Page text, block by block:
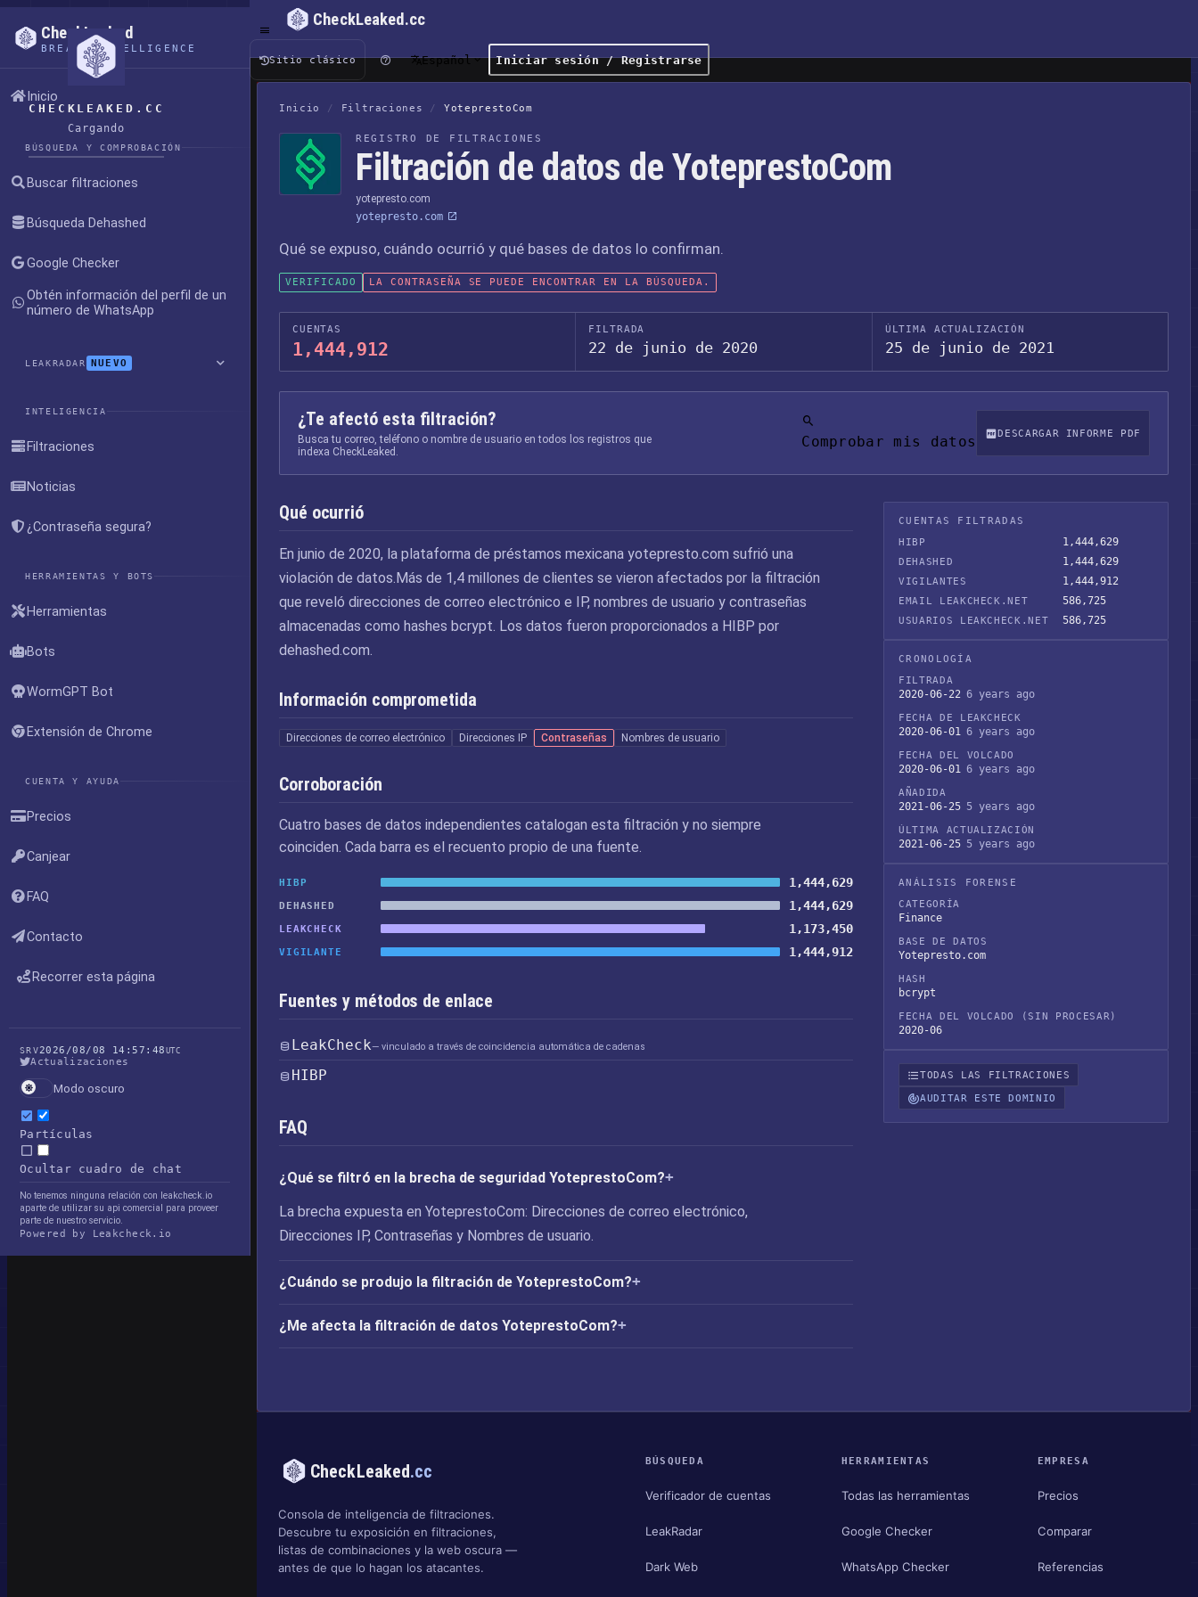
CHECKLEAKED.CC
Cargando
CheckLeaked
BREACH INTELLIGENCE
Inicio
BÚSQUEDA Y COMPROBACIÓN
Buscar filtraciones
Búsqueda Dehashed
Google Checker
Obtén información del perfil de un
número de WhatsApp
LEAKRADAR NUEVO
INTELIGENCIA
Filtraciones
Noticias
¿Contraseña segura?
HERRAMIENTAS Y BOTS
Herramientas
Bots
WormGPT Bot
Extensión de Chrome
CUENTA Y AYUDA
Precios
Canjear
FAQ
Contacto
Recorrer esta página
SRV2026/08/08 14:57:48UTC
Actualizaciones
Modo oscuro
Partículas
Ocultar cuadro de chat
No tenemos ninguna relación con leakcheck.io
aparte de utilizar su api comercial para proveer
parte de nuestro servicio.
Powered by Leakcheck.io
CheckLeaked.cc
Sitio clásico Español Iniciar sesión / Registrarse
Inicio / Filtraciones / YoteprestoCom
REGISTRO DE FILTRACIONES
Filtración de datos de YoteprestoCom
yotepresto.com
yotepresto.com
Qué se expuso, cuándo ocurrió y qué bases de datos lo confirman.
VERIFICADO LA CONTRASEÑA SE PUEDE ENCONTRAR EN LA BÚSQUEDA.
CUENTAS
1,444,912
FILTRADA
22 de junio de 2020
ÚLTIMA ACTUALIZACIÓN
25 de junio de 2021
¿Te afectó esta filtración?
Busca tu correo, teléfono o nombre de usuario en todos los registros que
indexa CheckLeaked.
Comprobar mis datos DESCARGAR INFORME PDF
Qué ocurrió
En junio de 2020, la plataforma de préstamos mexicana yotepresto.com sufrió una
violación de datos.Más de 1,4 millones de clientes se vieron afectados por la filtración
que reveló direcciones de correo electrónico e IP, nombres de usuario y contraseñas
almacenadas como hashes bcrypt. Los datos fueron proporcionados a HIBP por
dehashed.com.
Información comprometida
Direcciones de correo electrónico Direcciones IP Contraseñas Nombres de usuario
Corroboración
Cuatro bases de datos independientes catalogan esta filtración y no siempre
coinciden. Cada barra es el recuento propio de una fuente.
HIBP 1,444,629
DEHASHED 1,444,629
LEAKCHECK 1,173,450
VIGILANTE 1,444,912
Fuentes y métodos de enlace
LeakCheck— vinculado a través de coincidencia automática de cadenas
HIBP
FAQ
¿Qué se filtró en la brecha de seguridad YoteprestoCom?
La brecha expuesta en YoteprestoCom: Direcciones de correo electrónico,
Direcciones IP, Contraseñas y Nombres de usuario.
¿Cuándo se produjo la filtración de YoteprestoCom?
¿Me afecta la filtración de datos YoteprestoCom?
CUENTAS FILTRADAS
HIBP
1,444,629
DEHASHED 1,444,629
VIGILANTES 1,444,912
EMAIL LEAKCHECK.NET 586,725
USUARIOS LEAKCHECK.NET 586,725
CRONOLOGÍA
FILTRADA
2020-06-22 6 years ago
FECHA DE LEAKCHECK
2020-06-01 6 years ago
FECHA DEL VOLCADO
2020-06-01 6 years ago
AÑADIDA
2021-06-25 5 years ago
ÚLTIMA ACTUALIZACIÓN
2021-06-25 5 years ago
ANÁLISIS FORENSE
CATEGORÍA
Finance
BASE DE DATOS
Yotepresto.com
HASH
bcrypt
FECHA DEL VOLCADO (SIN PROCESAR)
2020-06
TODAS LAS FILTRACIONES
AUDITAR ESTE DOMINIO
CheckLeaked.cc
Consola de inteligencia de filtraciones.
Descubre tu exposición en filtraciones,
listas de combinaciones y la web oscura —
antes de que lo hagan los atacantes.
BÚSQUEDA
Verificador de cuentas
LeakRadar
Dark Web
HERRAMIENTAS
Todas las herramientas
Google Checker
WhatsApp Checker
EMPRESA
Precios
Comparar
Referencias